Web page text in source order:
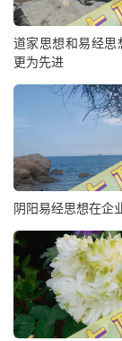
道家思想和易经思
更为先进
阴阳易经思想在企